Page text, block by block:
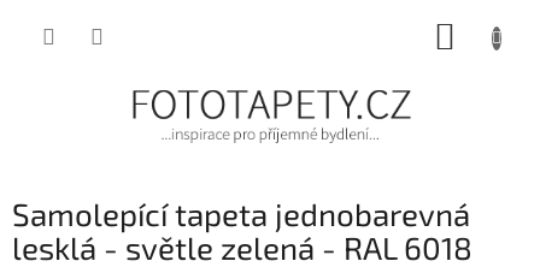
Samolepící tapeta jednobarevná
lesklá - světle zelená - RAL 6018